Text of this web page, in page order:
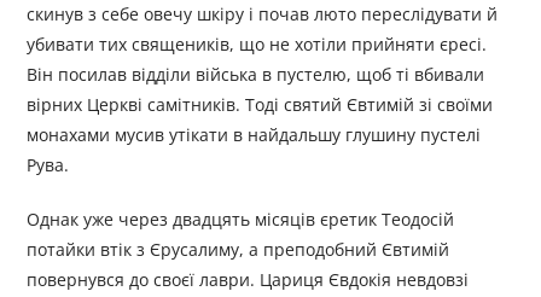
скинув з себе овечу шкіру і почав люто переслідувати й
убивати тих священиків, що не хотіли прийняти єресі.
Він посилав відділи війська в пустелю, щоб ті вбивали
вірних Церкві самітників. Тоді святий Євтимій зі своїми
монахами мусив утікати в найдальшу глушину пустелі
Рува.
Однак уже через двадцять місяців єретик Теодосій
потайки втік з Єрусалиму, а преподобний Євтимій
повернувся до своєї лаври. Цариця Євдокія невдовзі